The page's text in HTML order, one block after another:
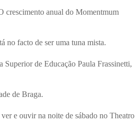
crescimento anual do Momentmum
no facto de ser uma tuna mista.
de Educação Paula Frassinetti,
de Braga.
e ouvir na noite de sábado no Theatro